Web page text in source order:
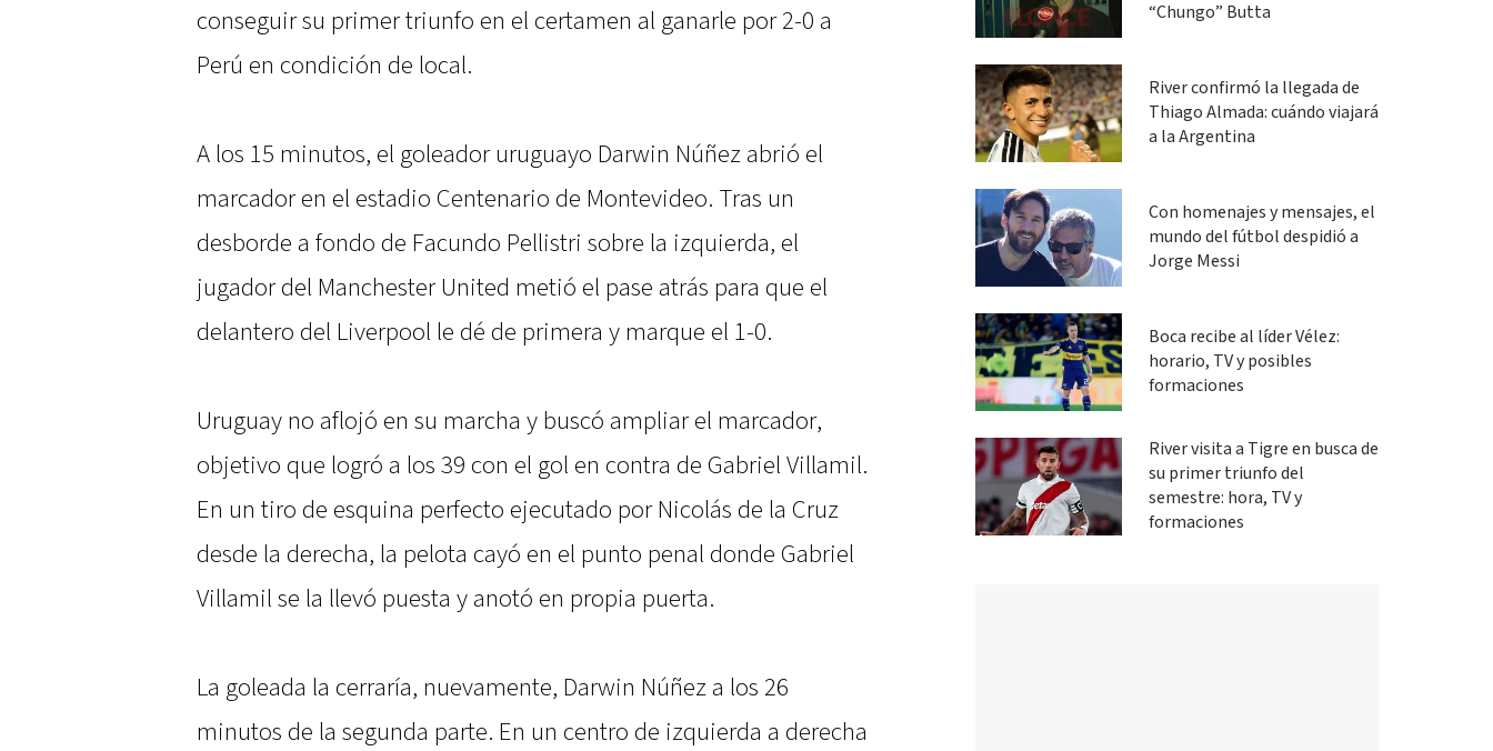
conseguir su primer triunfo en el certamen al ganarle por 2-0 a
Perú en condición de local.
A los 15 minutos, el goleador uruguayo Darwin Núñez abrió el
marcador en el estadio Centenario de Montevideo. Tras un
desborde a fondo de Facundo Pellistri sobre la izquierda, el
jugador del Manchester United metió el pase atrás para que el
delantero del Liverpool le dé de primera y marque el 1-0.
Uruguay no aflojó en su marcha y buscó ampliar el marcador,
objetivo que logró a los 39 con el gol en contra de Gabriel Villamil.
En un tiro de esquina perfecto ejecutado por Nicolás de la Cruz
desde la derecha, la pelota cayó en el punto penal donde Gabriel
Villamil se la llevó puesta y anotó en propia puerta.
La goleada la cerraría, nuevamente, Darwin Núñez a los 26
minutos de la segunda parte. En un centro de izquierda a derecha
“Chungo” Butta
River confirmó la llegada de
Thiago Almada: cuándo viajará
a la Argentina
Con homenajes y mensajes, el
mundo del fútbol despidió a
Jorge Messi
Boca recibe al líder Vélez:
horario, TV y posibles
formaciones
River visita a Tigre en busca de
su primer triunfo del
semestre: hora, TV y
formaciones